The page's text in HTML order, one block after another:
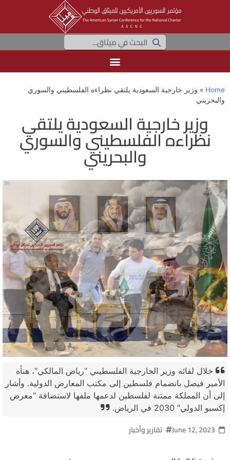
Home
» وزير خارجية السعودية يلتقي نظراءه الفلسطيني والسوري
والبحريني
وزير خارجية السعودية يلتقي
نظراءه الفلسطيني والسوري
والبحريني
خلال لقائه وزير الخارجية الفلسطيني "رياض المالكي"، هنأه
الأمير فيصل بانضمام فلسطين إلى مكتب المعارض الدولية. وأشار
إلى أن المملكة ممتنة لفلسطين لدعمها ملفها لاستضافة "معرض
إكسبو الدولي" 2030 في الرياض.
June 12, 2023 تقارير وأخبار